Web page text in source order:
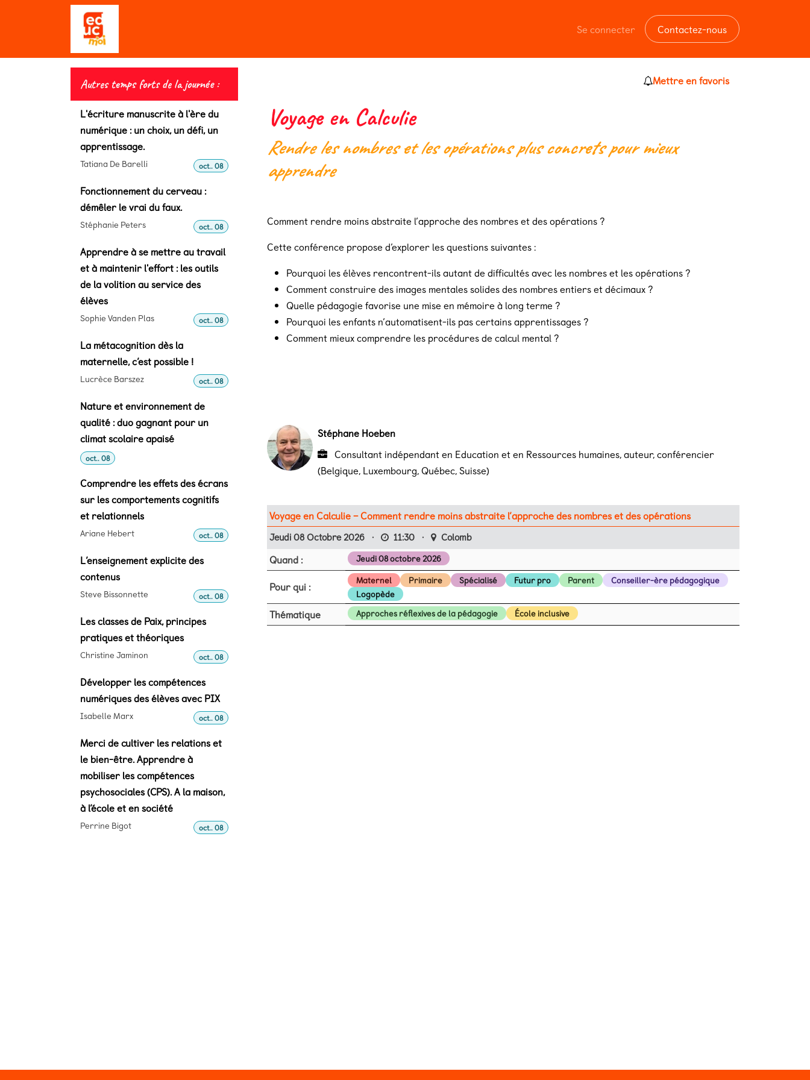
Se rendre au contenu
Se connecter Contactez-nous
Autres temps forts de la journée :
L'écriture manuscrite à l'ère du
numérique : un choix, un défi, un
apprentissage.
Tatiana De Barelli oct.. 08
Fonctionnement du cerveau :
démêler le vrai du faux.
Stéphanie Peters oct.. 08
Apprendre à se mettre au travail
et à maintenir l'effort : les outils
de la volition au service des
élèves
Sophie Vanden Plas oct.. 08
La métacognition dès la
maternelle, c’est possible !
Lucrèce Barszez oct.. 08
Nature et environnement de
qualité : duo gagnant pour un
climat scolaire apaisé
oct.. 08
Comprendre les effets des écrans
sur les comportements cognitifs
et relationnels
Ariane Hebert oct.. 08
L’enseignement explicite des
contenus
Steve Bissonnette oct.. 08
Les classes de Paix, principes
pratiques et théoriques
Christine Jaminon oct.. 08
Développer les compétences
numériques des élèves avec PIX
Isabelle Marx oct.. 08
Merci de cultiver les relations et
le bien-être. Apprendre à
mobiliser les compétences
psychosociales (CPS). A la maison,
à l’école et en société
Perrine Bigot oct.. 08
Mettre en favoris
Voyage en Calculie
Rendre les nombres et les opérations plus concrets pour mieux
apprendre
Comment rendre moins abstraite l’approche des nombres et des opérations ?
Cette conférence propose d’explorer les questions suivantes :
Pourquoi les élèves rencontrent-ils autant de difficultés avec les nombres et les opérations ?
Comment construire des images mentales solides des nombres entiers et décimaux ?
Quelle pédagogie favorise une mise en mémoire à long terme ?
Pourquoi les enfants n’automatisent-ils pas certains apprentissages ?
Comment mieux comprendre les procédures de calcul mental ?
Stéphane Hoeben
Consultant indépendant en Education et en Ressources humaines, auteur, conférencier
(Belgique, Luxembourg, Québec, Suisse)
Voyage en Calculie – Comment rendre moins abstraite l’approche des nombres et des opérations
Jeudi 08 Octobre 2026 · 11:30 · Colomb
Quand : Jeudi 08 octobre 2026
Pour qui : Maternel Primaire Spécialisé Futur pro Parent
Conseiller-ère pédagogique
Logopède
Thématique Approches réflexives de la pédagogie École inclusive